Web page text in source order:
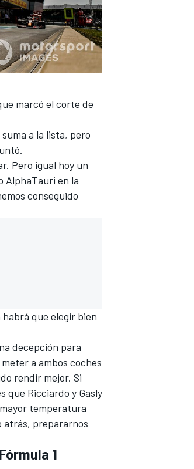
marcó el corte de
a la lista, pero
Pero igual hoy un
AlphaTauri en la
conseguido
que elegir bien
decepción para
a ambos coches
rendir mejor. Si
que Ricciardo y Gasly
temperatura
atrás, prepararnos
1